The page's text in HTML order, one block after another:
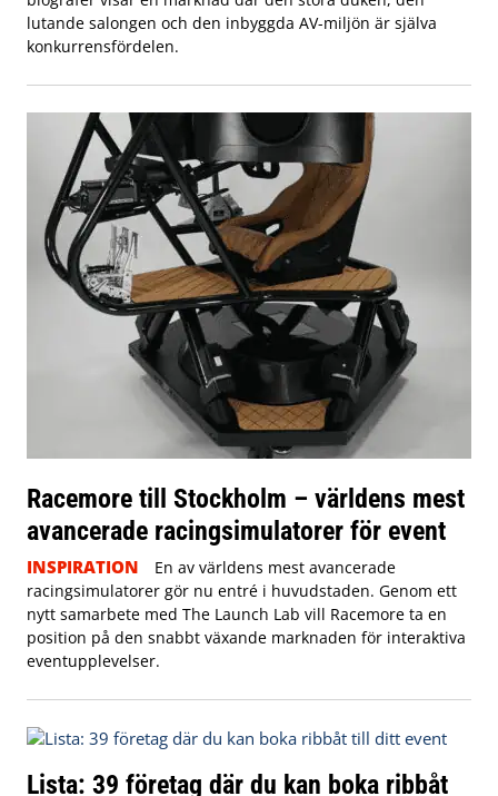
lutande salongen och den inbyggda AV-miljön är själva
konkurrensfördelen.
Racemore till Stockholm – världens mest
avancerade racingsimulatorer för event
INSPIRATION
En av världens mest avancerade
racingsimulatorer gör nu entré i huvudstaden. Genom ett
nytt samarbete med The Launch Lab vill Racemore ta en
position på den snabbt växande marknaden för interaktiva
eventupplevelser.
Lista: 39 företag där du kan boka ribbåt